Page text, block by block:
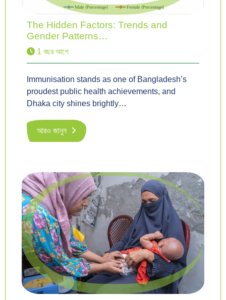
The Hidden Factors: Trends and
Gender Patterns…
1 বছর আগে
Immunisation stands as one of Bangladesh’s
proudest public health achievements, and
Dhaka city shines brightly…
আরও জানুন